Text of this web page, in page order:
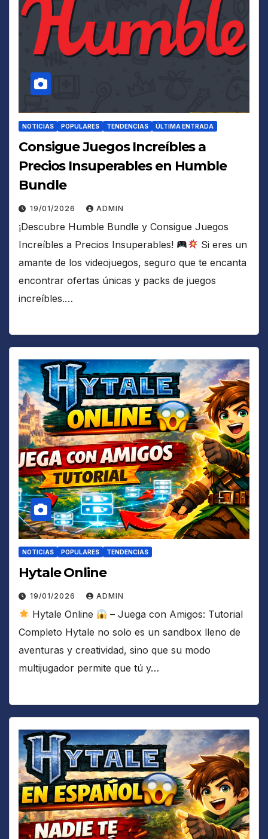
NOTICIAS POPULARES TENDENCIAS ÚLTIMA ENTRADA
Consigue Juegos Increíbles a
Precios Insuperables en Humble
Bundle
19/01/2026 ADMIN
¡Descubre Humble Bundle y Consigue Juegos
Increíbles a Precios Insuperables!
Si eres un
amante de los videojuegos, seguro que te encanta
encontrar ofertas únicas y packs de juegos
increíbles.…
NOTICIAS POPULARES TENDENCIAS
Hytale Online
19/01/2026 ADMIN
Hytale Online
– Juega con Amigos: Tutorial
Completo Hytale no solo es un sandbox lleno de
aventuras y creatividad, sino que su modo
multijugador permite que tú y…